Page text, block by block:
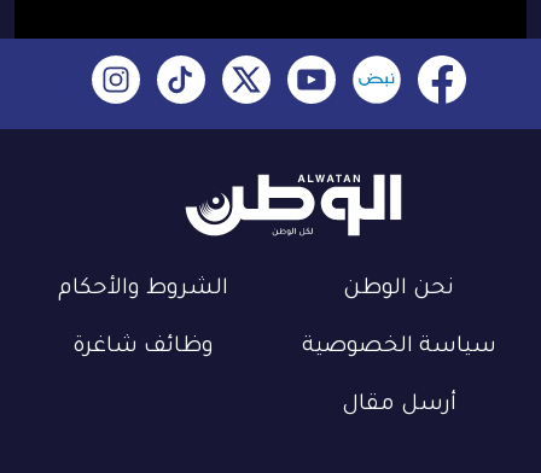
نحن الوطن الشروط والأحكام
سياسة الخصوصية وظائف شاغرة
أرسل مقال